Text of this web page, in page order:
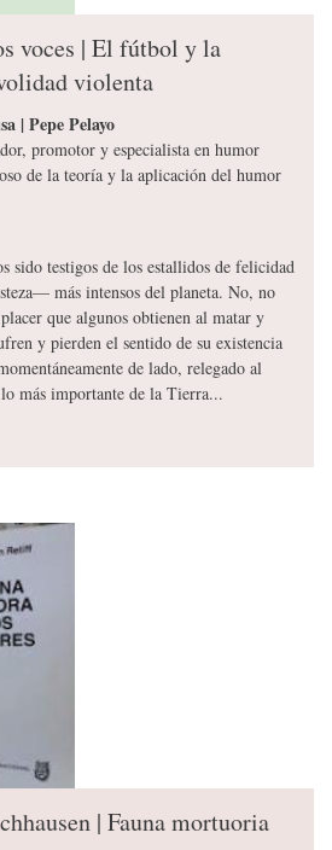
voces | El fútbol y la
violenta
| Pepe Pelayo
promotor y especialista en humor
de la teoría y la aplicación del humor
sido testigos de los estallidos de felicidad
más intensos del planeta. No, no
que algunos obtienen al matar y
y pierden el sentido de su existencia
de lado, relegado al
más importante de la Tierra...
| Fauna mortuoria